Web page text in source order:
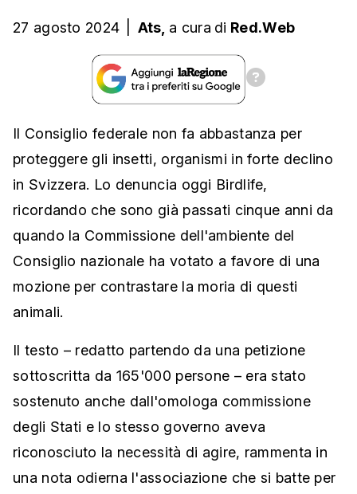
27 agosto 2024 Ats, a cura di Red.Web
Il Consiglio federale non fa abbastanza per
proteggere gli insetti, organismi in forte declino
in Svizzera. Lo denuncia oggi Birdlife,
ricordando che sono già passati cinque anni da
quando la Commissione dell'ambiente del
Consiglio nazionale ha votato a favore di una
mozione per contrastare la moria di questi
animali.
Il testo – redatto partendo da una petizione
sottoscritta da 165'000 persone – era stato
sostenuto anche dall'omologa commissione
degli Stati e lo stesso governo aveva
riconosciuto la necessità di agire, rammenta in
una nota odierna l'associazione che si batte per